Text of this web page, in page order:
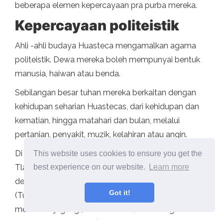
This website uses cookies to ensure you get the
best experience on our website.
Learn more
Got it!
beberapa elemen kepercayaan pra purba mereka.
Kepercayaan politeistik
Ahli -ahli budaya Huasteca mengamalkan agama
politeistik. Dewa mereka boleh mempunyai bentuk
manusia, haiwan atau benda.
Sebilangan besar tuhan mereka berkaitan dengan
kehidupan seharian Huastecas, dari kehidupan dan
kematian, hingga matahari dan bulan, melalui
pertanian, penyakit, muzik, kelahiran atau angin.
Di dalam pantheonnya adalah tuhan -tuhan seperti
Tlazoltéotl (dewi tanaman); Teteoinan (ibu para
dewa); Xochiquetzal (dewi cinta dan bunga); Cipak
(Tuhan yang mengajar manusia bagaimana
menanam jagung); atau ehécatl (Tuhan angin utara